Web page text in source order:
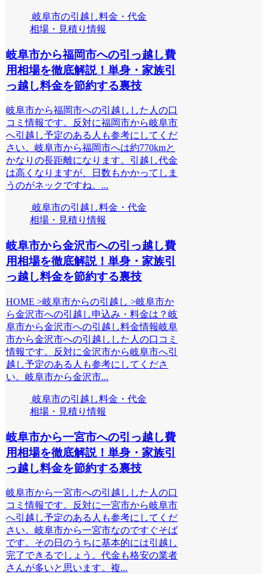
岐阜市の引越し料金・代金
相場・見積り情報
岐阜市から福岡市への引っ越し費
用相場を徹底解説！単身・家族引
っ越し料金を節約する裏技
岐阜市から福岡市への引越しした人の口
コミ情報です。反対に福岡市から岐阜市
へ引越し予定のある人も参考にしてくだ
さい。岐阜市から福岡市へは約770kmと
かなりの長距離になります。引越し代金
は高くなりますが、日数もかかってしま
うのがネックですね。...
岐阜市の引越し料金・代金
相場・見積り情報
岐阜市から金沢市への引っ越し費
用相場を徹底解説！単身・家族引
っ越し料金を節約する裏技
HOME >岐阜市からの引越し >岐阜市か
ら金沢市への引越し申込み・料金は？岐
阜市から金沢市への引越し料金情報岐阜
市から金沢市への引越しした人の口コミ
情報です。反対に金沢市から岐阜市へ引
越し予定のある人も参考にしてくださ
い。岐阜市から金沢市...
岐阜市の引越し料金・代金
相場・見積り情報
岐阜市から一宮市への引っ越し費
用相場を徹底解説！単身・家族引
っ越し料金を節約する裏技
岐阜市から一宮市への引越しした人の口
コミ情報です。反対に一宮市から岐阜市
へ引越し予定のある人も参考にしてくだ
さい。岐阜市から一宮市なのですぐそば
です。その日のうちに基本的には引越し
完了できるでしょう。代金も格安の業者
さんが多いと思います。複...